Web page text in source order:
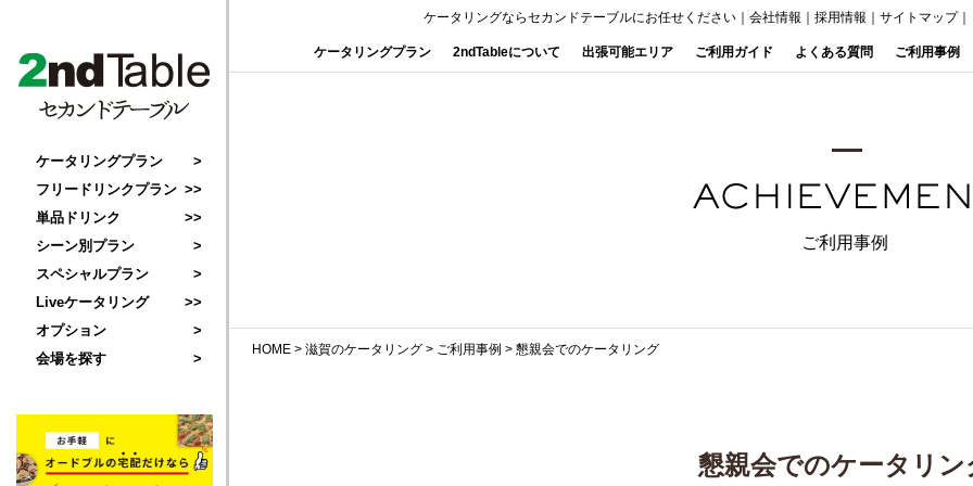
ケータリングならセカンドテーブルにお任せください 会社情報 採用情報 サイトマップ｜
ケータリングプラン 2ndTableについて 出張可能エリア ご利用ガイド よくある質問 ご利用事例
ケータリングプラン
フリードリンクプラン
単品ドリンク
シーン別プラン
スペシャルプラン
Liveケータリング
オプション
会場を探す
ご利用事例
HOME > 滋賀のケータリング > ご利用事例 > 懇親会でのケータリング
懇親会でのケータリン